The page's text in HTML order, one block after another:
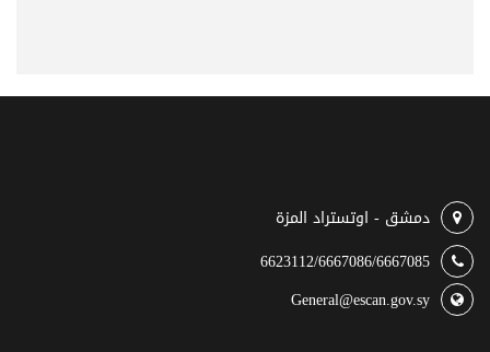
دمشق - اوتستراد المزة
6623112/6667086/6667085
General@escan.gov.sy